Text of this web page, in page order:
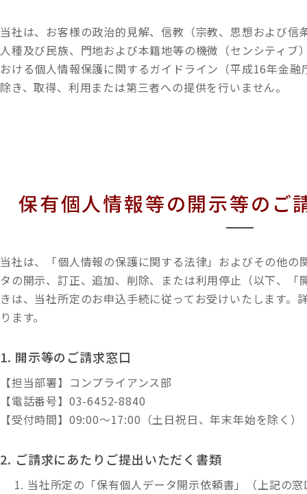
当社は、お客様の政治的見解、信教（宗教、思想および信
人種及び民族、門地および本籍地等の機微（センシティブ
おける個人情報保護に関するガイドライン（平成16年金
除き、取得、利用または第三者への提供を行いません。
保有個人情報等の開示等のご
当社は、「個人情報の保護に関する法律」およびその他の
タの開示、訂正、追加、削除、または利用停止（以下、「
きは、当社所定のお申込手続に従ってお受けいたします。
ります。
1. 開示等のご請求窓口
【担当部署】コンプライアンス部
【電話番号】03-6452-8840
【受付時間】09:00～17:00（土日祝日、年末年始を除く）
2. ご請求にあたりご提出いただく書類
当社所定の「保有個人データ開示依頼書」（上記の